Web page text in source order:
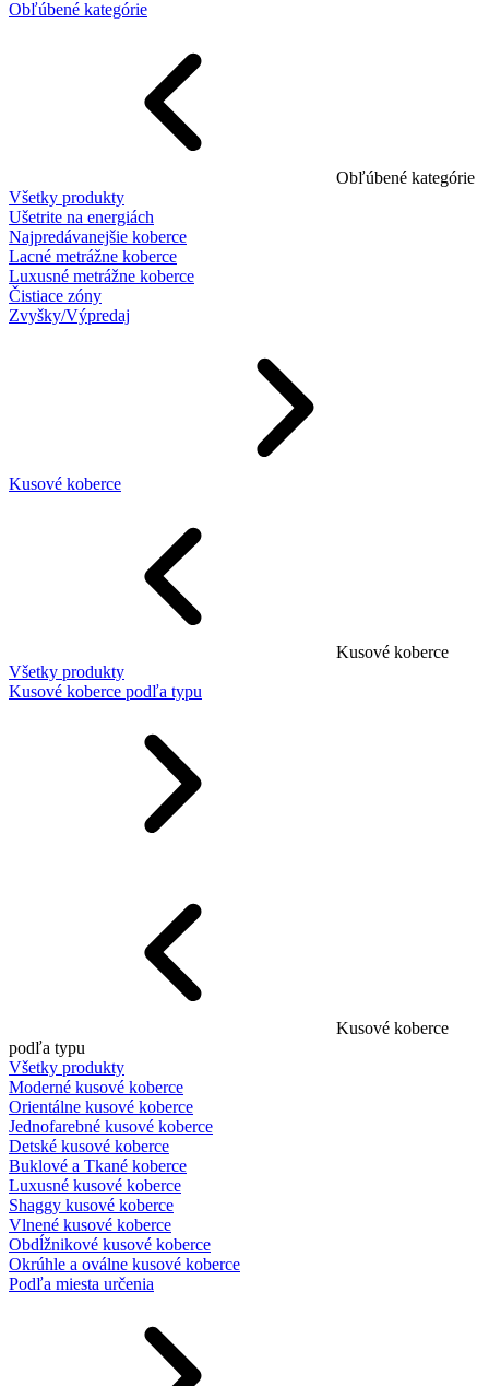
Obľúbené kategórie
Obľúbené kategórie
Všetky produkty
Ušetrite na energiách
Najpredávanejšie koberce
Lacné metrážne koberce
Luxusné metrážne koberce
Čistiace zóny
Zvyšky/Výpredaj
Kusové koberce
Kusové koberce
Všetky produkty
Kusové koberce podľa typu
Kusové koberce
podľa typu
Všetky produkty
Moderné kusové koberce
Orientálne kusové koberce
Jednofarebné kusové koberce
Detské kusové koberce
Buklové a Tkané koberce
Luxusné kusové koberce
Shaggy kusové koberce
Vlnené kusové koberce
Obdĺžnikové kusové koberce
Okrúhle a oválne kusové koberce
Podľa miesta určenia